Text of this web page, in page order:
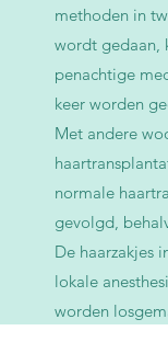
methoden in
wordt gedaan,
penachtige
keer worden
Met andere
normale
gevolgd,
De haarzakjes
lokale
worden